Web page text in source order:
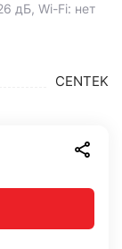
дБ, Wi-Fi: нет
CENTEK